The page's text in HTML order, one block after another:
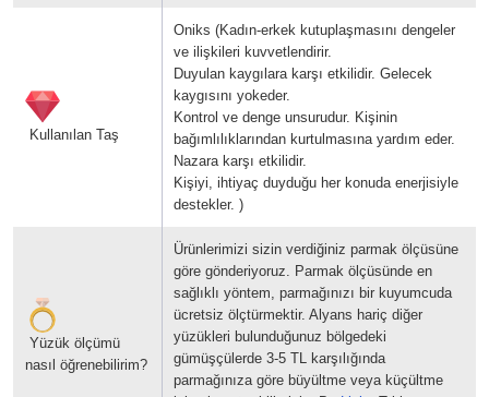
Kullanılan Taş
Oniks (Kadın-erkek kutuplaşmasını dengeler
ve ilişkileri kuvvetlendirir.
Duyulan kaygılara karşı etkilidir. Gelecek
kaygısını yokeder.
Kontrol ve denge unsurudur. Kişinin
bağımlılıklarından kurtulmasına yardım eder.
Nazara karşı etkilidir.
Kişiyi, ihtiyaç duyduğu her konuda enerjisiyle
destekler. )
Yüzük ölçümü
nasıl öğrenebilirim?
Ürünlerimizi sizin verdiğiniz parmak ölçüsüne
göre gönderiyoruz. Parmak ölçüsünde en
sağlıklı yöntem, parmağınızı bir kuyumcuda
ücretsiz ölçtürmektir. Alyans hariç diğer
yüzükleri bulunduğunuz bölgedeki
gümüşçülerde 3-5 TL karşılığında
parmağınıza göre büyültme veya küçültme